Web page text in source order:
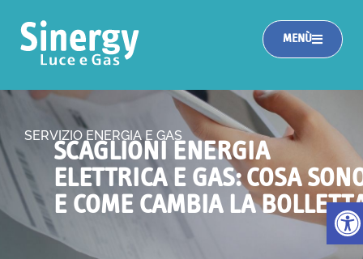
Apri
MENÙ
SERVIZIO ENERGIA E GAS
SCAGLIONI ENERGIA
ELETTRICA E GAS: COSA
E COME CAMBIA LA